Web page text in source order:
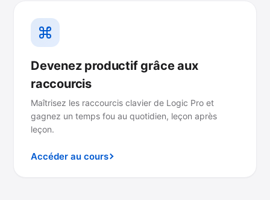
Devenez productif grâce aux
raccourcis
Maîtrisez les raccourcis clavier de Logic Pro et
gagnez un temps fou au quotidien, leçon après
leçon.
Accéder au cours